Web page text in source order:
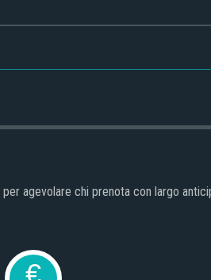
per agevolare chi prenota con largo